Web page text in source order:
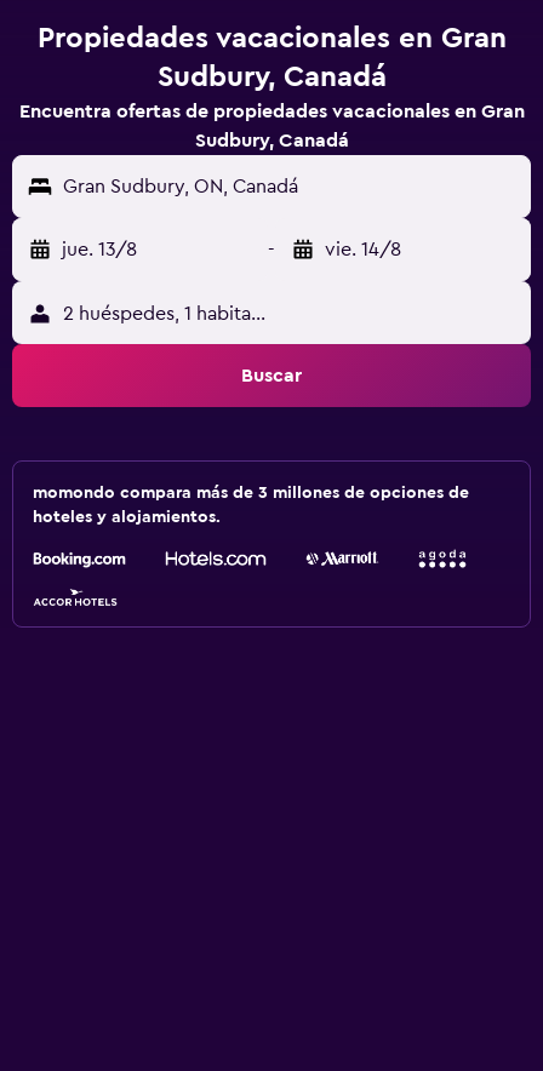
Propiedades vacacionales en Gran
Sudbury, Canadá
Encuentra ofertas de propiedades vacacionales en Gran
Sudbury, Canadá
Gran Sudbury, ON, Canadá
jue. 13/8 - vie. 14/8
2 huéspedes, 1 habitación
Buscar
momondo compara más de 3 millones de opciones de
hoteles y alojamientos.